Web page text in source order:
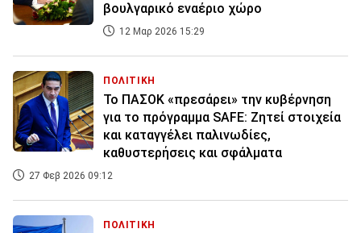
βουλγαρικό εναέριο χώρο
12 Μαρ 2026 15:29
ΠΟΛΙΤΙΚΗ
Το ΠΑΣΟΚ «πρεσάρει» την κυβέρνηση
για το πρόγραμμα SAFE: Ζητεί στοιχεία
και καταγγέλει παλινωδίες,
καθυστερήσεις και σφάλματα
27 Φεβ 2026 09:12
ΠΟΛΙΤΙΚΗ